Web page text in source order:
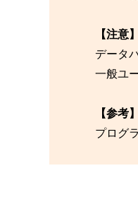
【注意】
データ
一般ユ
【参考】
プログ